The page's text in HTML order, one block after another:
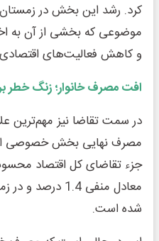
موضوعی که بخشی از آن به
و کاهش فعالیت‌های
افت مصرف خانوار؛ زنگ خطر
در سمت تقاضا نیز مهم‌ترین
مصرف نهایی بخش خصوصی
شده است.